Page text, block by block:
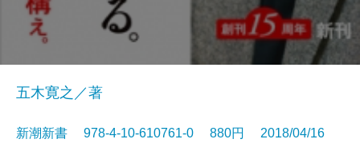
五木寛之／著
新潮新書 978-4-10-610761-0 880円 2018/04/16